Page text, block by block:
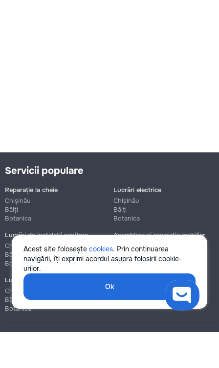
Acest site folosește cookies. Prin continuarea
navigării, îți exprimi acordul asupra folosirii cookie-
urilor.
Ok
Servicii populare
Reparație la cheie
Chișinău
Bălți
Botanica
Lucrări electrice
Chișinău
Bălți
Botanica
Lucrări de instalații sanitare
Chișinău
Bălți
Botanica
Asamblare și reparație mobilier
Chișinău
Botanica
Lucrări de construcție și instalare
Chișinău
Bălți
Botanica